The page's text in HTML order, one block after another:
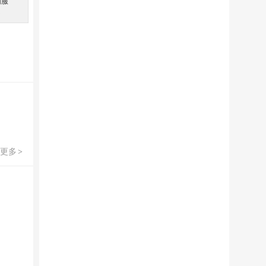
更多 >